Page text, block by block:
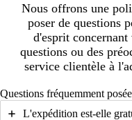
Nous offrons une
poser de questions
d'esprit
questions ou des
service clientèle à
Questions fréquemment
L'expédition est-elle